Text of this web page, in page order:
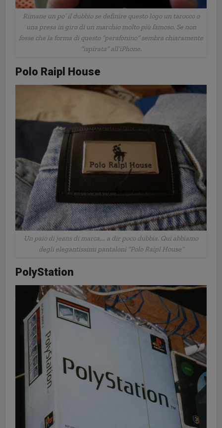
Rimane un po’ il dubbio se definire questo logo un tarocco o
una presa in giro di un marchio molto più famoso. Se non
fosse che la forma di questo “perafonino” sembra chiaramente
“ispirata” all’iPhone.
Polo Raipl House
Un paio di jeans di marca…. a dir poco dubbia. Qui abbiamo
degli elegantissimi pantaloni “Polo Raipl House”
PolyStation